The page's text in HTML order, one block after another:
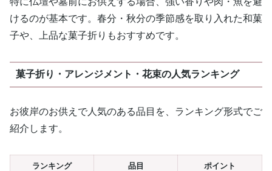
けるのが基本です。春分・秋分の季節感を取り入れた和菓
子や、上品な菓子折りもおすすめです。
菓子折り・アレンジメント・花束の人気ランキング
お彼岸のお供えで人気のある品目を、ランキング形式でご
紹介します。
ランキング 品目 ポイント